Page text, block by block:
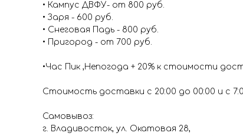
• Кампус ДВФУ- от 800 руб.
• Заря - 600 руб.
• Снеговая Падь - 800 руб.
• Пригород - от 700 руб.
•Час Пик ,Непогода + 20% к стоимости
Стоимость доставки с 20:00 до 00:00 и с
Самовывоз:
г. Владивосток, ул. Окатовая 28,